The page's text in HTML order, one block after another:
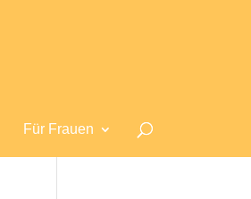
Für Frauen